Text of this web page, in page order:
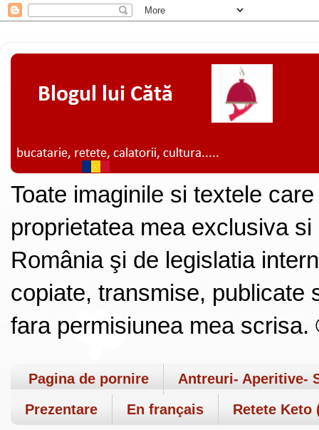
Toate imaginile si textele
proprietatea mea exclusiva
România şi de legislatia
copiate, transmise, publicate
fara permisiunea mea
Pagina de pornire
Antreuri- Aperitive-
Prezentare
En français Retete Keto